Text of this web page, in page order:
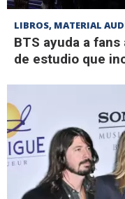
LIBROS, MATERIAL
BTS ayuda a
de estudio que